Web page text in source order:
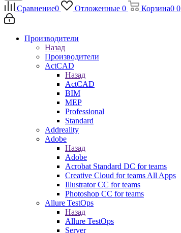
Сравнение0 Отложенные 0 Корзина0 0
Производители
Назад
Производители
ActCAD
Назад
ActCAD
BIM
MEP
Professional
Standard
Addreality
Adobe
Назад
Adobe
Acrobat Standard DC for teams
Creative Cloud for teams All Apps
Illustrator CC for teams
Photoshop CC for teams
Allure TestOps
Назад
Allure TestOps
Server